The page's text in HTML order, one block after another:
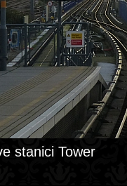
stanici Tower